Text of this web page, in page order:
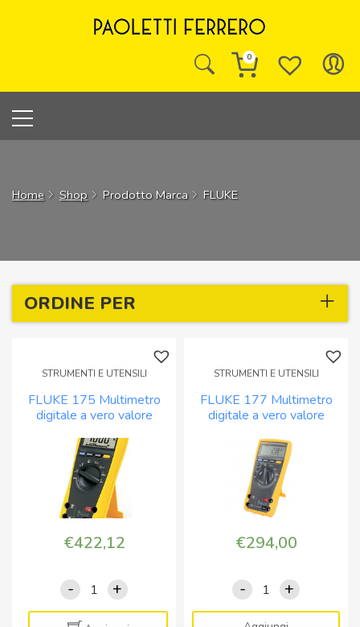
0
Home Shop Prodotto Marca FLUKE
ORDINE PER
STRUMENTI E UTENSILI
FLUKE 175 Multimetro
digitale a vero valore
€422,12
-
FLUKE
175
+
STRUMENTI E UTENSILI
FLUKE 177 Multimetro
digitale a vero valore
€294,00
-
FLUKE
177
+